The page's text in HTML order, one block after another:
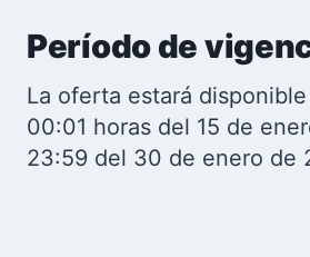
Período de
La oferta estará
00:01 horas del 15 de
23:59 del 30 de enero de